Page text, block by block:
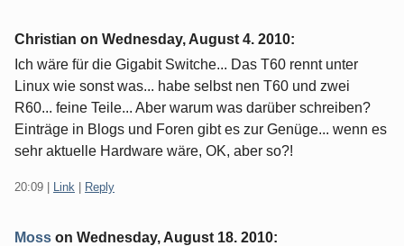
Christian on Wednesday, August 4. 2010:
Ich wäre für die Gigabit Switche... Das T60 rennt unter
Linux wie sonst was... habe selbst nen T60 und zwei
R60... feine Teile... Aber warum was darüber schreiben?
Einträge in Blogs und Foren gibt es zur Genüge... wenn es
sehr aktuelle Hardware wäre, OK, aber so?!
20:09 Link Reply
Moss on Wednesday, August 18. 2010: